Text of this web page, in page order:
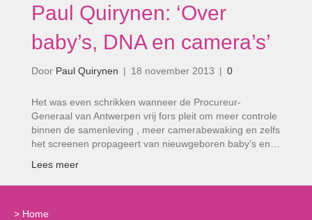
Paul Quirynen: ‘Over
baby’s, DNA en camera’s’
Door Paul Quirynen | 18 november 2013 | 0
Het was even schrikken wanneer de Procureur-
Generaal van Antwerpen vrij fors pleit om meer controle
binnen de samenleving , meer camerabewaking en zelfs
het screenen propageert van nieuwgeboren baby’s en…
Lees meer
> Home